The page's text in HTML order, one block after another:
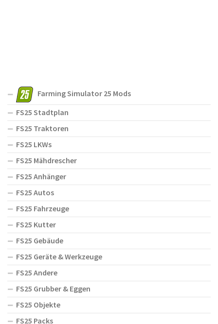
Farming Simulator 25 Mods
FS25 Stadtplan
FS25 Traktoren
FS25 LKWs
FS25 Mähdrescher
FS25 Anhänger
FS25 Autos
FS25 Fahrzeuge
FS25 Kutter
FS25 Gebäude
FS25 Geräte & Werkzeuge
FS25 Andere
FS25 Grubber & Eggen
FS25 Objekte
FS25 Packs